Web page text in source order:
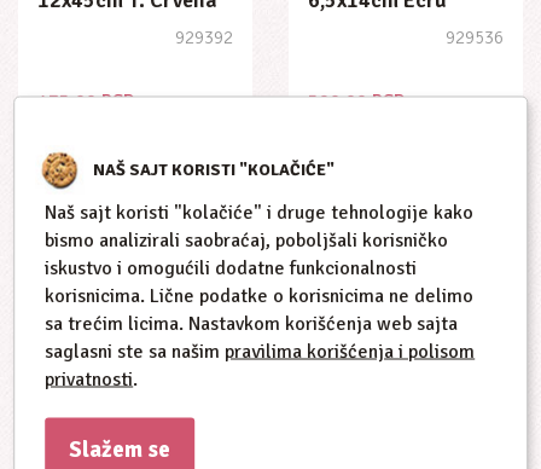
929392
475,00 RSD
929536
590,00 RSD
Zakrpe Nylon
NAŠ SAJT KORISTI "KOLAČIĆE"
Naš sajt koristi "kolačiće" i druge tehnologije kako
bismo analizirali saobraćaj, poboljšali korisničko
iskustvo i omogućili dodatne funkcionalnosti
korisnicima. Lične podatke o korisnicima ne delimo
sa trećim licima. Nastavkom korišćenja web sajta
saglasni ste sa našim pravilima korišćenja i polisom
privatnosti.
Slažem se